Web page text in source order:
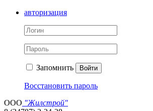
авторизация
Запомнить Войти
Восстановить пароль
ООО "Жилстрой"